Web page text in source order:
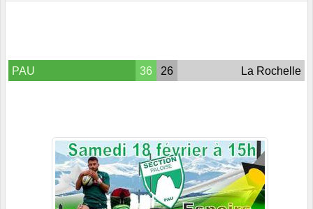
PAU 36 26 La Rochelle